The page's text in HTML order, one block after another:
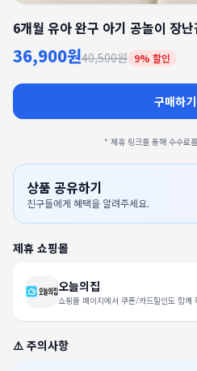
6개월 유아 완구 아기 공놀이 장
36,900원40,500원 9% 할인
구매하기
* 제휴 링크를 통해 수수료
상품 공유하기
친구들에게 혜택을 알려주세요.
제휴 쇼핑몰
오늘의집
쇼핑몰 페이지에서 쿠폰/카드할인도 함께
⚠️ 주의사항